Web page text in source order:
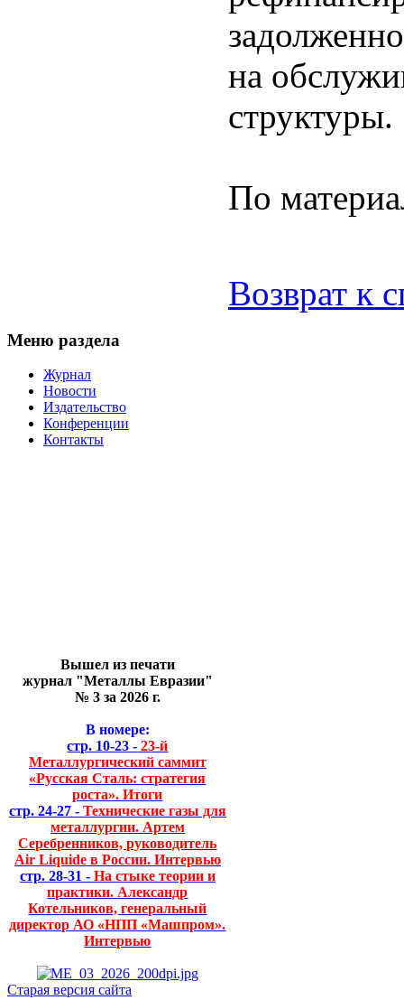
на
структуры.
По
Возврат к
Меню раздела
Журнал
Новости
Издательство
Конференции
Контакты
Вышел из печати
журнал "Металлы Евразии"
№ 3 за 2026 г.
В номере:
стр. 10-23 - 23-й
Металлургический саммит
«Русская Сталь: стратегия
роста». Итоги
стр. 24-27 - Технические газы для
металлургии. Артем
Серебренников, руководитель
Air Liquide в России. Интервью
стр. 28-31 - На стыке теории и
практики. Александр
Котельников, генеральный
директор АО «НПП «Машпром».
Интервью
Старая версия сайта